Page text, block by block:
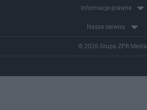
Informacje prawne
Nasze serwisy
© 2026 Grupa ZPR Media